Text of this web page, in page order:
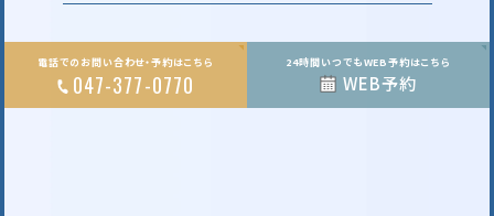
電話でのお問い合わせ・予約はこちら
047-377-0770
24時間いつでもWEB予約はこちら
WEB予約